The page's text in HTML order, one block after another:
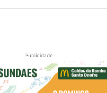
Publicidade